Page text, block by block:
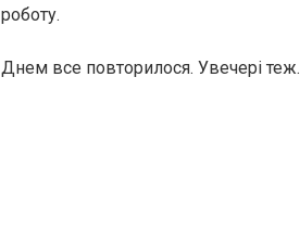
роботу.
Днем все повторилося. Увечері теж.